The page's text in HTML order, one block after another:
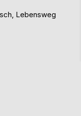
Lebensweg